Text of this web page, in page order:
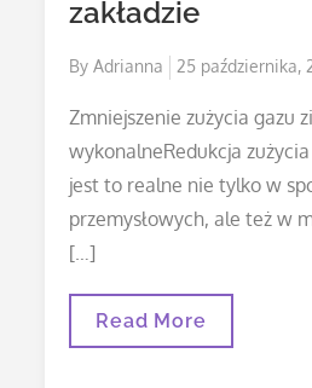
zakładzie
ByAdrianna
Posted
25 października,
Zmniejszenie zużycia gazu
wykonalneRedukcja
jest to realne nie tylko w
przemysłowych, ale też w
[…]
Redukcja
Read More